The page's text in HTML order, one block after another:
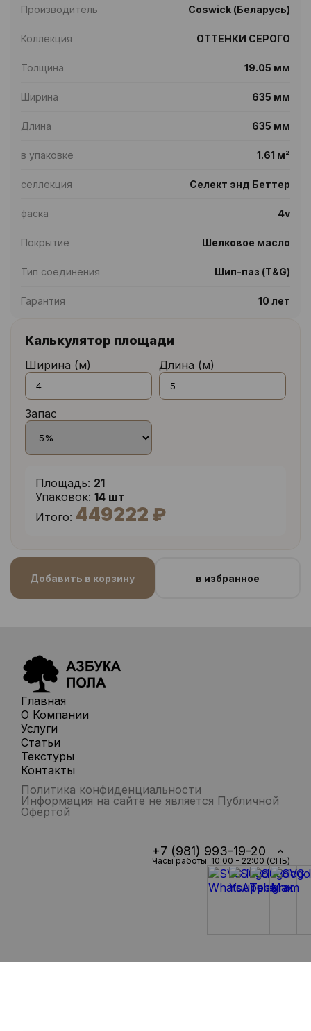
Производитель Coswick (Беларусь)
Коллекция ОТТЕНКИ СЕРОГО
Толщина 19.05 мм
Ширина 635 мм
Длина 635 мм
в упаковке 1.61 м²
селлекция Селект энд Беттер
фаска 4v
Покрытие Шелковое масло
Тип соединения Шип-паз (T&G)
Гарантия 10 лет
Калькулятор площади
Ширина (м) Длина (м)
Запас
Площадь: 21
Упаковок: 14 шт
Итого: 449222 ₽
Добавить в корзину в избранное
Главная
О Компании
Услуги
Статьи
Текстуры
Контакты
Политика конфиденциальности
Информация на сайте не является Публичной
Офертой
+7 (981) 993-19-20
Часы работы: 10:00 - 22:00 (СПБ)